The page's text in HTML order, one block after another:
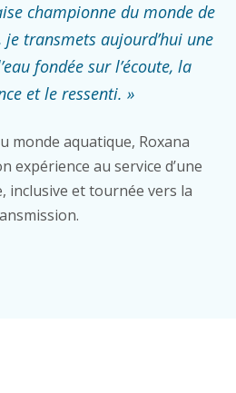
championne du monde de
transmets aujourd’hui une
fondée sur l’écoute, la
et le ressenti. »
monde aquatique, Roxana
expérience au service d’une
inclusive et tournée vers la